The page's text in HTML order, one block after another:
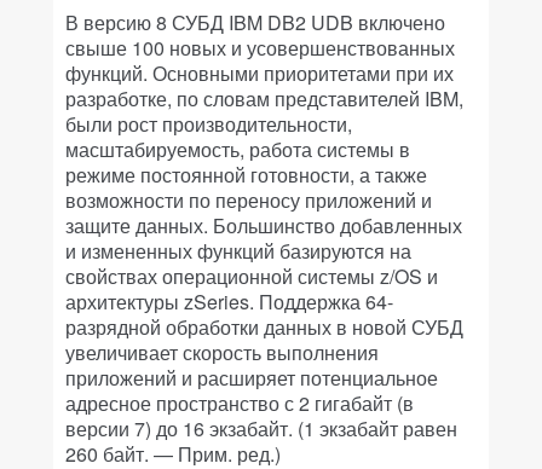
В версию 8 СУБД IBM DB2 UDB включено
свыше 100 новых и усовершенствованных
функций. Основными приоритетами при их
разработке, по словам представителей IBM,
были рост производительности,
масштабируемость, работа системы в
режиме постоянной готовности, а также
возможности по переносу приложений и
защите данных. Большинство добавленных
и измененных функций базируются на
свойствах операционной системы z/OS и
архитектуры zSeries. Поддержка 64-
разрядной обработки данных в новой СУБД
увеличивает скорость выполнения
приложений и расширяет потенциальное
адресное пространство с 2 гигабайт (в
версии 7) до 16 экзабайт. (1 экзабайт равен
260 байт. — Прим. ред.)